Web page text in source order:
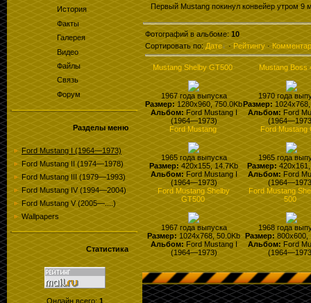
История
Факты
Галерея
Видео
Файлы
Связь
Форум
Разделы меню
Ford Mustang I (1964—1973)
Ford Mustang II (1974—1978)
Ford Mustang III (1979—1993)
Ford Mustang IV (1994—2004)
Ford Mustang V (2005—....)
Wallpapers
Статистика
Онлайн всего: 1
Первый Mustang покинул конвейер утром 9
Фотографий в альбоме: 10
Сортировать по: Дате · Рейтингу ·
Mustang Shelby GT500
1967 года выпуска
Размер: 1280x960, 750.0Kb
Альбом: Ford Mustang I
(1964—1973)
Mustang Boss
1970 года
Размер:
Альбом: Ford
Ford Mustang
1965 года выпуска
Размер: 420x155, 14.7Kb
Альбом: Ford Mustang I
(1964—1973)
Ford Mustang
1965 года
Размер:
Альбом: Ford
Ford Mustang Shelby
GT500
1967 года выпуска
Размер: 1024x768, 50.0Kb
Альбом: Ford Mustang I
(1964—1973)
Ford Mustang
500
1968 года
Размер: 800x600,
Альбом: Ford